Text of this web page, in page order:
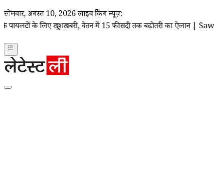
सोमवार, अगस्त 10, 2026 लाइव ब्रेकिंग न्यूज़:
खुशखबरी, वेतन में 15 फीसदी तक बढ़ोतरी का ऐलान|Sawan Shivratri
☰